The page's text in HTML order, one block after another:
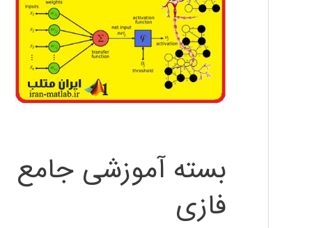
بسته آموزشی جامع
فازی